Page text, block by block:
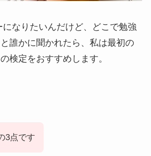
になりたいんだけど、どこで勉強
誰かに聞かれたら、私は最初の
検定をおすすめします。
3点です